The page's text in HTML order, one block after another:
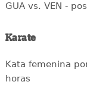
GUA vs. VEN -
Karate
Kata femenina
horas